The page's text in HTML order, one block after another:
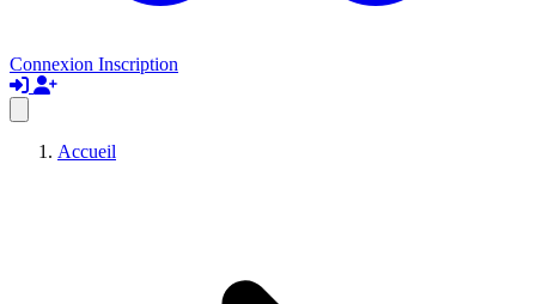
Connexion Inscription
Accueil